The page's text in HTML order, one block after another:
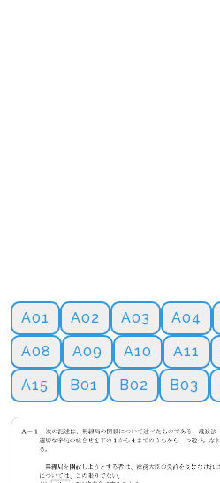
A01 A02 A03 A04
A08
A09 A10 A11
A15
B01 B02 B03